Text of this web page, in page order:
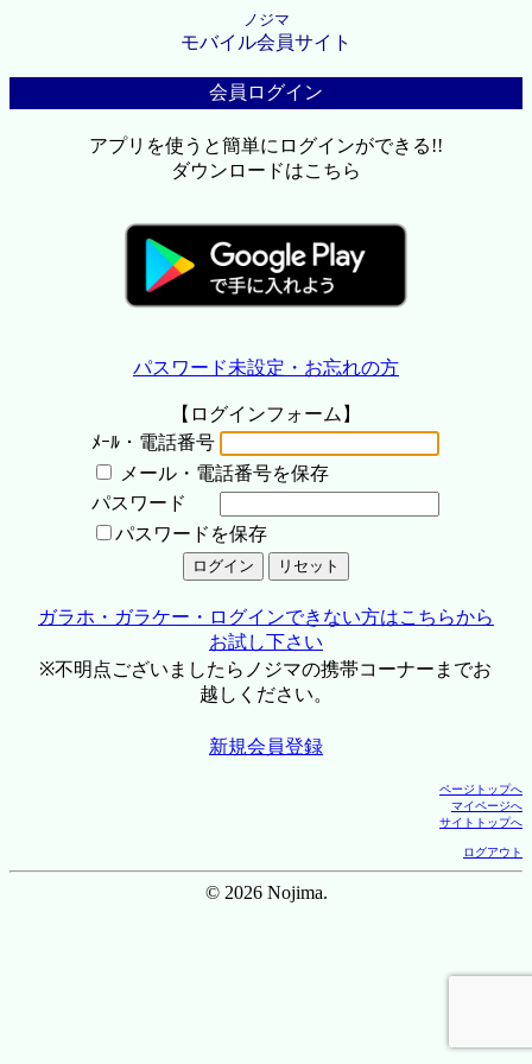
ノジマ
モバイル会員サイト
会員ログイン
アプリを使うと簡単にログインができる!!
ダウンロードはこちら
パスワード未設定・お忘れの方
【ログインフォーム】
ﾒｰﾙ・電話番号
メール・電話番号を保存
パスワード
パスワードを保存
ガラホ・ガラケー・ログインできない方はこちらから
お試し下さい
※不明点ございましたらノジマの携帯コーナーまでお
越しください。
新規会員登録
ページトップへ
マイページへ
サイトトップへ
ログアウト
© 2026 Nojima.